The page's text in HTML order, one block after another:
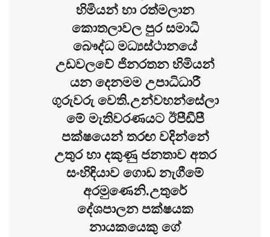
හිමියන් හා රත්මලාන
කොතලාවල පුර සමාධි
බෞද්ධ මධ්‍යස්ථානයේ
උඩවලවේ ජිනරතන හිමියන්
යන දෙනමම උපාධිධාරී
ගුරුවරු වෙති.උන්වහන්සේලා
මේ මැතිවරණයට ඊපීඩීපී
පක්ෂයෙන් තරඟ වදින්නේ
උතුර හා දකුණු ජනතාව අතර
සංහිඳියාව ගොඩ නැගීමේ
අරමුණෙනි.උතුරේ
දේශපාලන පක්ෂයක
නායකයෙකු ගේ